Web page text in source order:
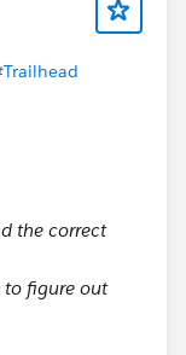
the correct
to figure out